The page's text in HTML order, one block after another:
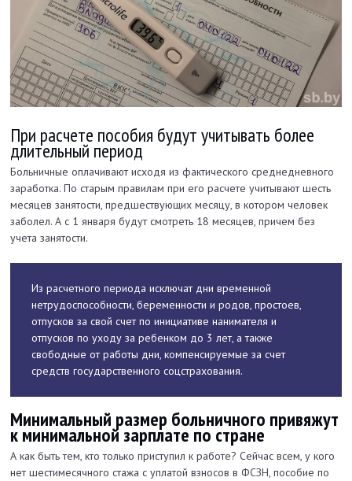
При расчете пособия будут учитывать более
длительный период
Больничные оплачивают исходя из фактического среднедневного
заработка. По старым правилам при его расчете учитывают шесть
месяцев занятости, предшествующих месяцу, в котором человек
заболел. А с 1 января будут смотреть 18 месяцев, причем без
учета занятости.
Из расчетного периода исключат дни временной
нетрудоспособности, беременности и родов, простоев,
отпусков за свой счет по инициативе нанимателя и
отпусков по уходу за ребенком до 3 лет, а также
свободные от работы дни, компенсируемые за счет
средств государственного соцстрахования.
Минимальный размер больничного привяжут
к минимальной зарплате по стране
А как быть тем, кто только приступил к работе? Сейчас всем, у кого
нет шестимесячного стажа с уплатой взносов в ФСЗН, пособие по